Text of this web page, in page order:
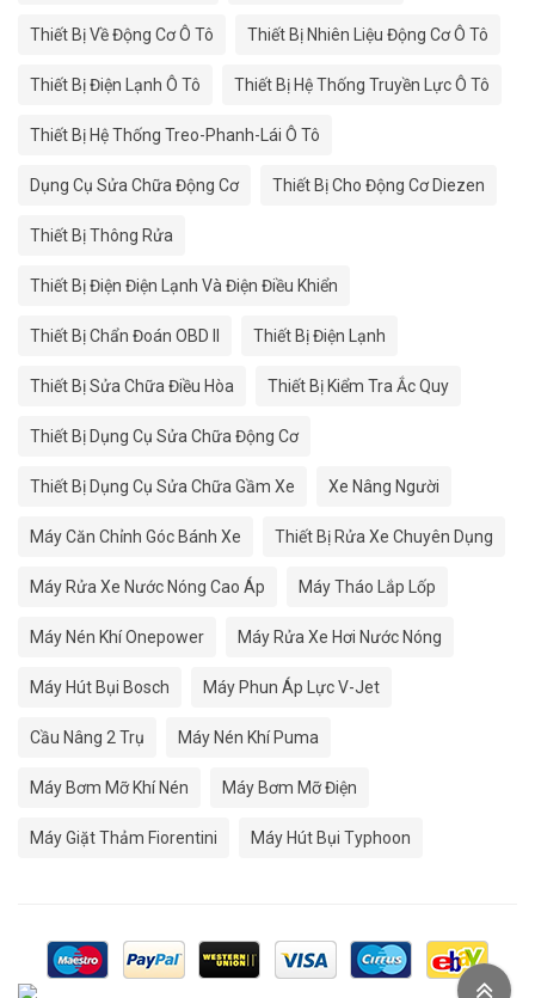
Thiết Bị Về Động Cơ Ô Tô Thiết Bị Nhiên Liệu Động Cơ Ô Tô
Thiết Bị Điện Lạnh Ô Tô Thiết Bị Hệ Thống Truyền Lực Ô Tô
Thiết Bị Hệ Thống Treo-Phanh-Lái Ô Tô
Dụng Cụ Sửa Chữa Động Cơ Thiết Bị Cho Động Cơ Diezen
Thiết Bị Thông Rửa
Thiết Bị Điện Điện Lạnh Và Điện Điều Khiển
Thiết Bị Chẩn Đoán OBD II Thiết Bị Điện Lạnh
Thiết Bị Sửa Chữa Điều Hòa Thiết Bị Kiểm Tra Ắc Quy
Thiết Bị Dụng Cụ Sửa Chữa Động Cơ
Thiết Bị Dụng Cụ Sửa Chữa Gầm Xe Xe Nâng Người
Máy Căn Chỉnh Góc Bánh Xe Thiết Bị Rửa Xe Chuyên Dụng
Máy Rửa Xe Nước Nóng Cao Áp Máy Tháo Lắp Lốp
Máy Nén Khí Onepower Máy Rửa Xe Hơi Nước Nóng
Máy Hút Bụi Bosch Máy Phun Áp Lực V-Jet
Cầu Nâng 2 Trụ Máy Nén Khí Puma
Máy Bơm Mỡ Khí Nén Máy Bơm Mỡ Điện
Máy Giặt Thảm Fiorentini Máy Hút Bụi Typhoon